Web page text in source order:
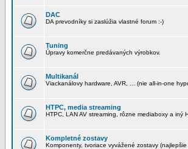
DAC
DA prevodníky si zaslúžia vlastné forum :-)
Tuning
Úpravy komerčne predávaných výrobkov.
Multikanál
Viackanálovy hardware, AVR, ... (nie all-in-one
HTPC, media streaming
HTPC, LAN AV streaming, rôzne mediaboxy a iný
Kompletné zostavy
Komponenty, tvoriace vyvážené zostavy